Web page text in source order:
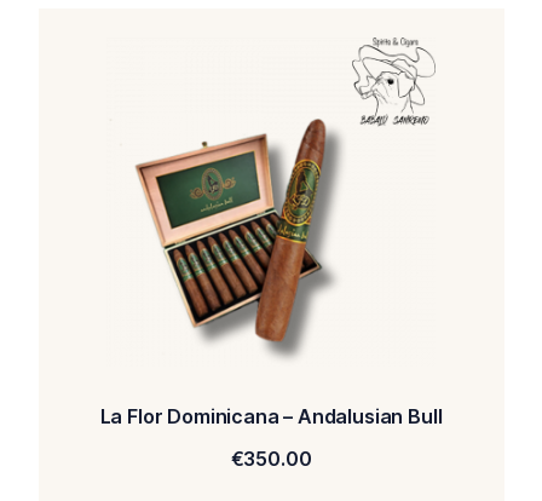
La Flor Dominicana – Andalusian Bull
€350.00